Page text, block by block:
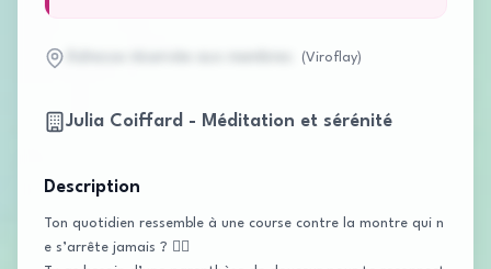
(Viroflay)
Julia Coiffard - Méditation et sérénité
Description
Ton quotidien ressemble à une course contre la montre qui n
e s’arrête jamais ? 🏃‍♀️